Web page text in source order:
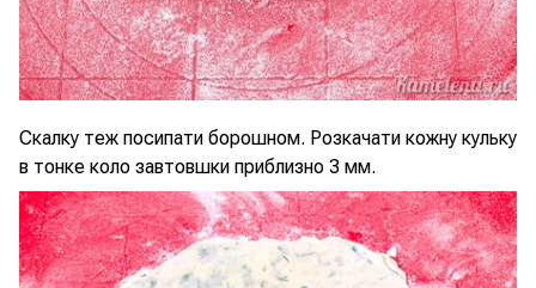
Скалку теж посипати борошном. Розкачати кожну кульку
в тонке коло завтовшки приблизно 3 мм.